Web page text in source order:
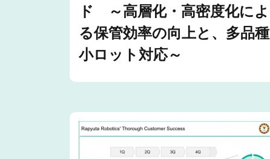
ド ～高層化・高密度化によ
る保管効率の向上と、多品種
小ロット対応～